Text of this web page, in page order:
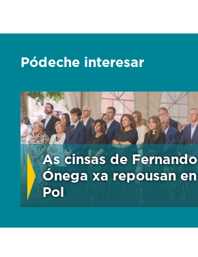
Pódeche interesar
As cinsas de Fernando
Ónega xa repousan en
Pol